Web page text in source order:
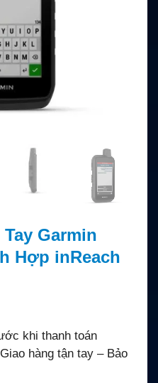
Garmin
Hợp inReach
khi thanh toán
hàng tận tay – Bảo